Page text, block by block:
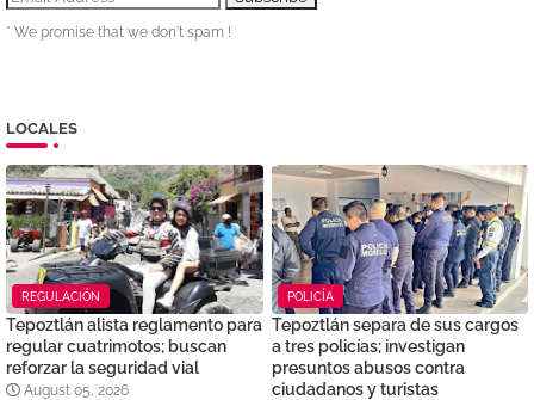
* We promise that we don't spam !
LOCALES
REGULACIÓN
Tepoztlán alista reglamento para
regular cuatrimotos; buscan
reforzar la seguridad vial
August 05, 2026
POLICÍA
Tepoztlán separa de sus cargos
a tres policías; investigan
presuntos abusos contra
ciudadanos y turistas